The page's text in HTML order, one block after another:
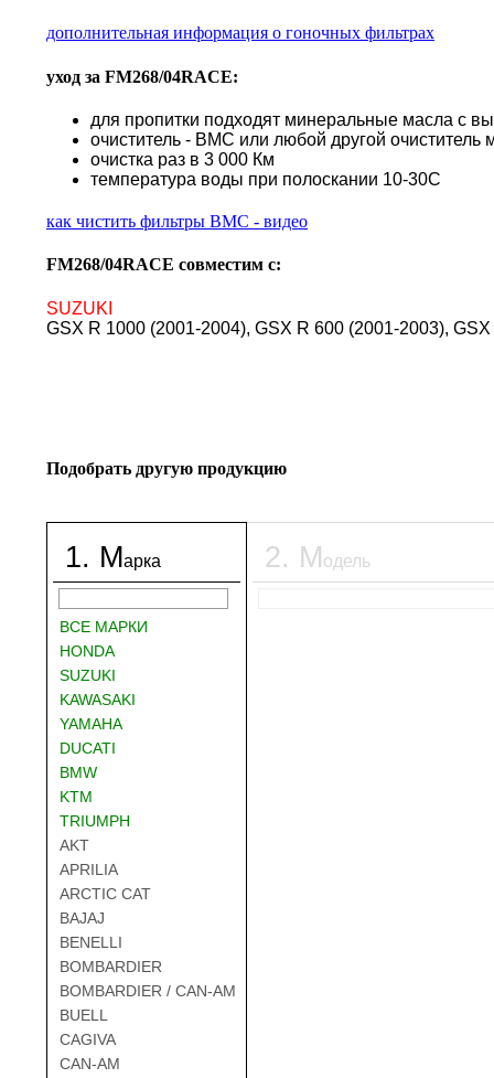
дополнительная информация о гоночных фильтрах
уход за FM268/04RACE:
для пропитки подходят минеральные масла с
очиститель - BMC или любой другой
очистка раз в 3 000 Км
температура воды при полоскании 10-30С
как чистить фильтры BMC - видео
FM268/04RACE совместим с:
SUZUKI
GSX R 1000 (2001-2004), GSX R 600 (2001-2003),
Подобрать другую продукцию
1. Марка
ВСЕ МАРКИ
HONDA
SUZUKI
KAWASAKI
YAMAHA
DUCATI
BMW
KTM
TRIUMPH
AKT
APRILIA
ARCTIC CAT
BAJAJ
BENELLI
BOMBARDIER
BOMBARDIER / CAN-AM
BUELL
CAGIVA
CAN-AM
2. Модель